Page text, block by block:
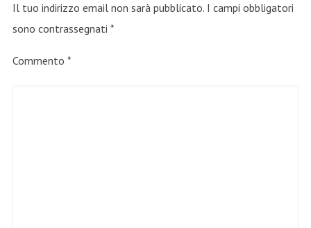
Il tuo indirizzo email non sarà pubblicato. I campi obbligatori
sono contrassegnati *
Commento *